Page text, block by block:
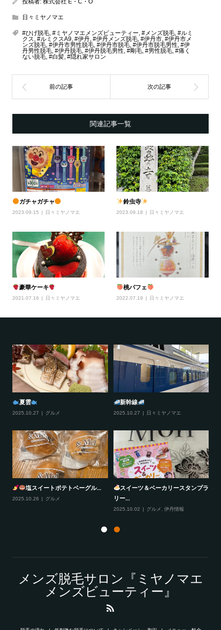
日々ミヤノマエ
#ひげ脱毛, #ミヤノマエメンズビューティー #メンズ脱毛, #ルミ
クス #ルミクスA9, #伊丹, #伊丹メンズ脱毛, #伊丹市, #伊丹市メ
ンズ脱毛, #伊丹市男性脱毛, #伊丹市脱毛, #伊丹市脱毛男性, #伊
丹男性脱毛, #伊丹脱毛, #伊丹脱毛男性, #剛毛, #男性脱毛, #痛く
ない脱毛, #白髪, #隠れ家サロン
関連記事一覧
ガチャガチャ
2023.09.15 日々ミヤノマエ
鈴虫寺
2023.09.18 日々ミヤノマエ
豪華ケーキ
2021.07.16 日々ミヤノマエ
桃パフェ
2022.07.19 日々ミヤノマエ
夏雲
2025.10.27 グルメ
新幹線
2025.10.27 日々ミヤノマエ
塩スイートポテトベーグル...
2025.10.26 グルメ
スイーツ＆ベーカリースタンプラ
リー...
2025.10.02 グルメ 伊丹情報
メンズ脱毛サロン『ミヤノマエ
メンズビューティー』